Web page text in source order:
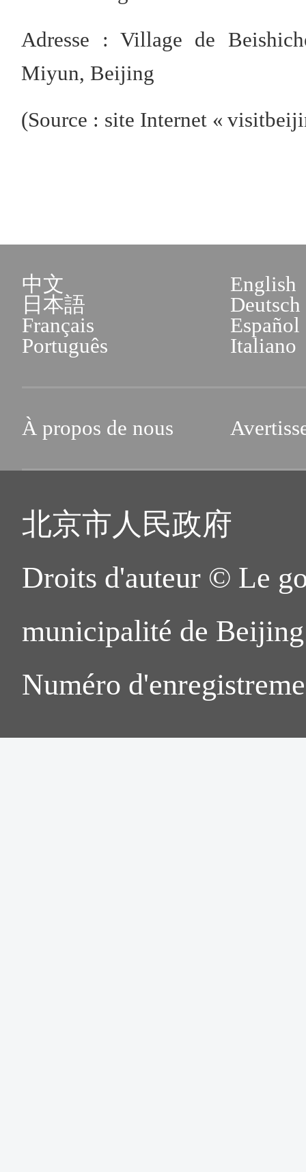
Adresse : Village de
Miyun, Beijing
(Source : site Internet «
中文
English
日本語
Deutsch
Français
Español
Português
Italiano
À propos de nous
北京市人民政府
Droits d'auteur © Le
municipalité de
Numéro